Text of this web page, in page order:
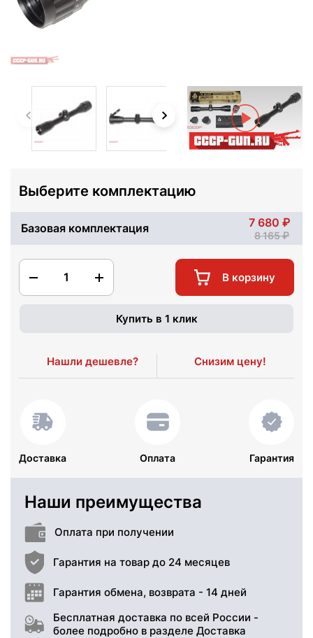
Выберите комплектацию
Базовая комплектация 7 680
8 165
1 В корзину
Купить в 1 клик
Нашли дешевле? Снизим цену!
Доставка Оплата Гарантия
Наши преимущества
Оплата при получении
Гарантия на товар до 24 месяцев
Гарантия обмена, возврата - 14 дней
Бесплатная доставка по всей России -
более подробно в разделе Доставка